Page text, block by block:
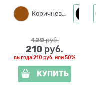
704-210 из металла
Коричневый
420 руб.
210 руб.
выгода210 руб. или50%
КУПИТЬ